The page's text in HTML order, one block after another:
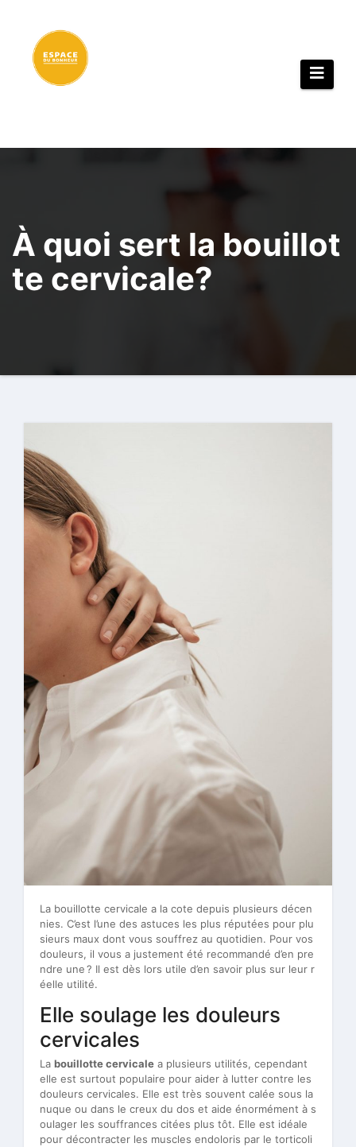
contenu
À quoi sert la bouillot
te cervicale?
La bouillotte cervicale a la cote depuis plusieurs décen
nies. C’est l’une des astuces les plus réputées pour plu
sieurs maux dont vous souffrez au quotidien. Pour vos
douleurs, il vous a justement été recommandé d’en pre
ndre une ? Il est dès lors utile d’en savoir plus sur leur r
éelle utilité.
Elle soulage les douleurs
cervicales
La bouillotte cervicale a plusieurs utilités, cependant
elle est surtout populaire pour aider à lutter contre les
douleurs cervicales. Elle est très souvent calée sous la
nuque ou dans le creux du dos et aide énormément à s
oulager les souffrances citées plus tôt. Elle est idéale
pour décontracter les muscles endoloris par le torticoli